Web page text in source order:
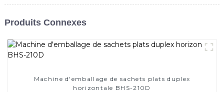
Produits Connexes
Machine d'emballage de sachets plats duplex
horizontale BHS-210D